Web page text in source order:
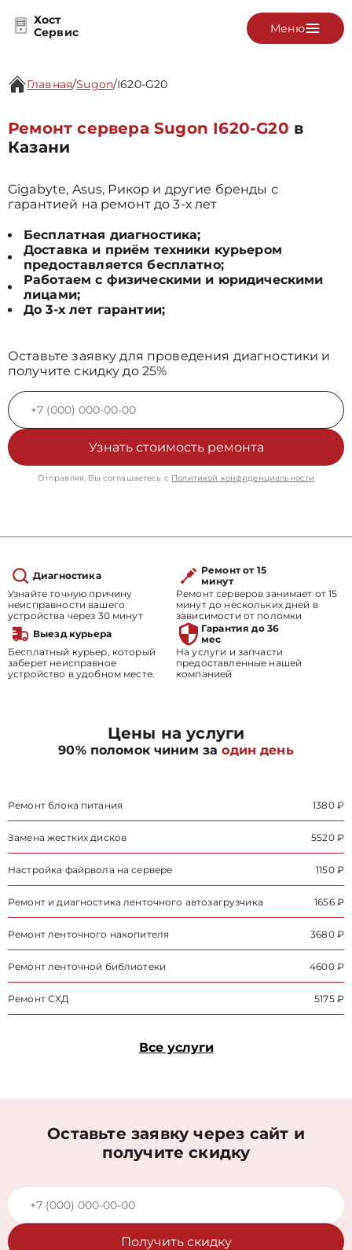
Хост
Сервис
Меню
Главная/Sugon/I620-G20
Ремонт сервера Sugon I620-G20 в
Казани
Gigabyte, Asus, Рикор и другие бренды с
гарантией на ремонт до 3-х лет
Бесплатная диагностика;
Доставка и приём техники курьером
предоставляется бесплатно;
Работаем с физическими и юридическими
лицами;
До 3-х лет гарантии;
Оставьте заявку для проведения диагностики и
получите скидку до 25%
Узнать стоимость ремонта
Отправляя, Вы соглашаетесь с Политикой конфиденциальности
Диагностика
Узнайте точную причину
неисправности вашего
устройства через 30 минут
Ремонт от 15
минут
Ремонт серверов занимает от 15
минут до нескольких дней в
зависимости от поломки
Выезд курьера
Бесплатный курьер, который
заберет неисправное
устройство в удобном месте.
Гарантия до 36
мес
На услуги и запчасти
предоставленные нашей
компанией
Цены на услуги
90% поломок чиним заодин день
Ремонт блока питания 1380 ₽
Замена жестких дисков 5520 ₽
Настройка файрвола на сервере 1150 ₽
Ремонт и диагностика ленточного автозагрузчика 1656 ₽
Ремонт ленточного накопителя 3680 ₽
Ремонт ленточной библиотеки 4600 ₽
Ремонт СХД 5175 ₽
Все услуги
Оставьте заявку через сайт и
получите скидку
Получить скидку